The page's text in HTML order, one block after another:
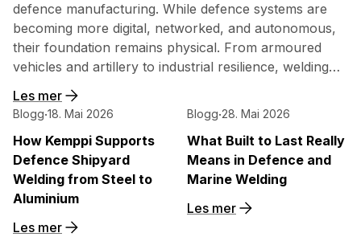
defence manufacturing. While defence systems are
becoming more digital, networked, and autonomous,
their foundation remains physical. From armoured
vehicles and artillery to industrial resilience, welding
quality, steel structures, and production discipline
remain paramount to defence readiness.
Les mer
Blogg·18. Mai 2026
How Kemppi Supports
Defence Shipyard
Welding from Steel to
Aluminium
Les mer
Blogg·28. Mai 2026
What Built to Last Really
Means in Defence and
Marine Welding
Les mer